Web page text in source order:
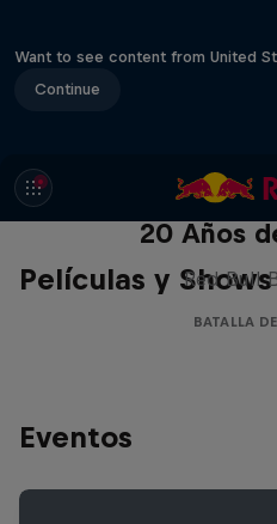
Want to see content from United
Continue
Películas y Shows
Red Bull Batalla
20 Años
Red Bull
BATALLA
Eventos